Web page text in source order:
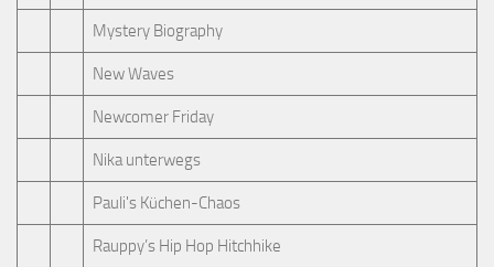
Mystery Biography
New Waves
Newcomer Friday
Nika unterwegs
Pauli's Küchen-Chaos
Rauppy’s Hip Hop Hitchhike